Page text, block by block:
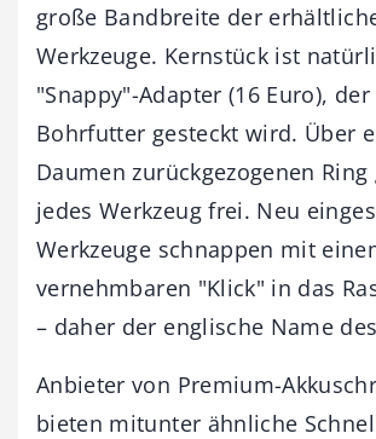
große Bandbreite der
Werkzeuge. Kernstück ist
"Snappy"-Adapter (16 Euro),
Bohrfutter gesteckt wird. Über
Daumen zurückgezogenen
jedes Werkzeug frei. Neu
Werkzeuge schnappen mit
vernehmbaren "Klick" in das
– daher der englische Name
Anbieter von Premium-
bieten mitunter ähnliche